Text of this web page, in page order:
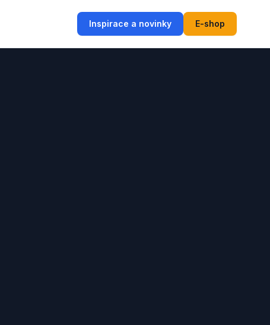
Inspirace a novinky E-shop